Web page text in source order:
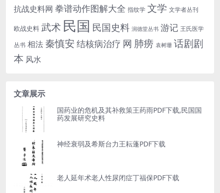
抗战史料网 拳谱动作图解大全 指纹学 文学 文学者丛刊
欧战史料 武术 民国 民国史料 润德堂丛书 游记 王氏医学
丛书 相法 秦慎安 结核病治疗 网 肺痨 袁树珊 话剧剧
本 风水
文章展示
国药业的危机及其补救策王药雨PDF下载,民国国
药发展研究史料
神经衰弱及希斯台力王耘蓬PDF下载
老人延年术老人性尿闭症丁福保PDF下载